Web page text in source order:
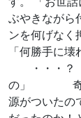
ぶやきながら
ンを何げ
「何勝手に
・・・？
の」 奇跡
源がついたの